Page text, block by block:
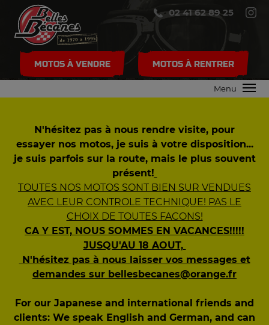
02 41 62 89 25
MOTOS À VENDRE MOTOS À RENTRER
Menu
N'hésitez pas à nous rendre visite, pour
essayer nos motos, je suis à votre disposition...
je suis parfois sur la route, mais le plus souvent
présent!
TOUTES NOS MOTOS SONT BIEN SUR VENDUES
AVEC LEUR CONTROLE TECHNIQUE! PAS LE
CHOIX DE TOUTES FACONS!
CA Y EST, NOUS SOMMES EN VACANCES!!!!!
JUSQU'AU 18 AOUT,
N'hésitez pas à nous laisser vos messages et
demandes sur bellesbecanes@orange.fr
For our Japanese and international friends and
clients: We speak English and German, and can